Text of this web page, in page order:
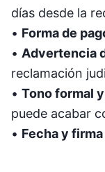
días desde la
• Forma de
• Advertencia
reclamación
• Tono formal
puede acabar
• Fecha y firma